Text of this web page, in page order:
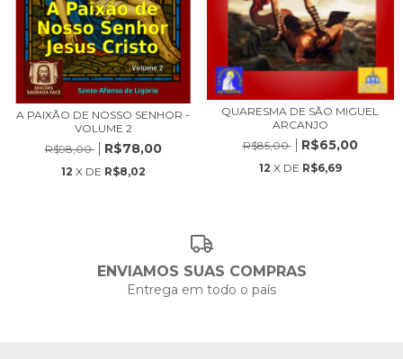
A PAIXÃO DE NOSSO SENHOR -
VOLUME 2
R$98,00
R$78,00
12 X DE R$8,02
QUARESMA DE SÃO MIGUEL
ARCANJO
R$85,00
R$65,00
12 X DE R$6,69
ENVIAMOS SUAS COMPRAS
Entrega em todo o país